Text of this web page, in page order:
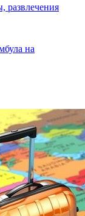
развлечения
на